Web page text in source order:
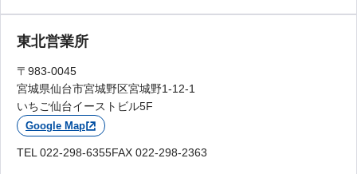
東北営業所
〒983-0045
宮城県仙台市宮城野区宮城野1-12-1
いちご仙台イーストビル5F
Google Map
TEL 022-298-6355FAX 022-298-2363